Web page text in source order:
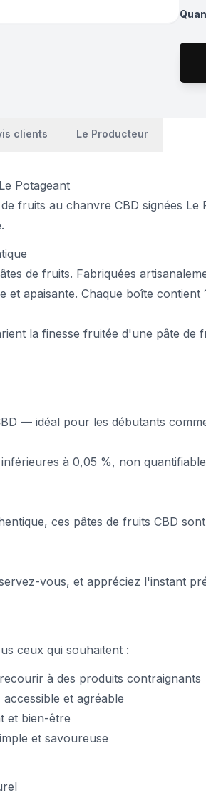
clients Le Producteur
Potageant
fruits au chanvre CBD signées
de fruits. Fabriquées
apaisante. Chaque boîte
la finesse fruitée d'une pâte
— idéal pour les débutants
à 0,05 %, non
ces pâtes de fruits CBD
vous, et appréciez l'instant
ceux qui souhaitent :
à des produits contraignants
et agréable
et bien-être
et savoureuse